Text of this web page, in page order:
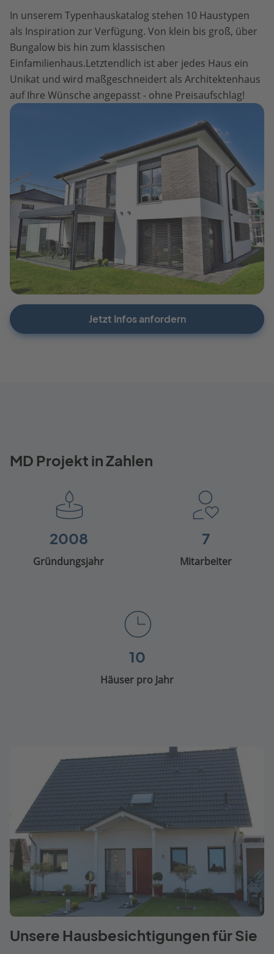
In unserem Typenhauskatalog stehen 10 Haustypen
als Inspiration zur Verfügung. Von klein bis groß, über
Bungalow bis hin zum klassischen
Einfamilienhaus.Letztendlich ist aber jedes Haus ein
Unikat und wird maßgeschneidert als Architektenhaus
auf Ihre Wünsche angepasst - ohne Preisaufschlag!
Jetzt Infos anfordern
MD Projekt in Zahlen
2008
Gründungsjahr
7
Mitarbeiter
10
Häuser pro Jahr
Unsere Hausbesichtigungen für Sie